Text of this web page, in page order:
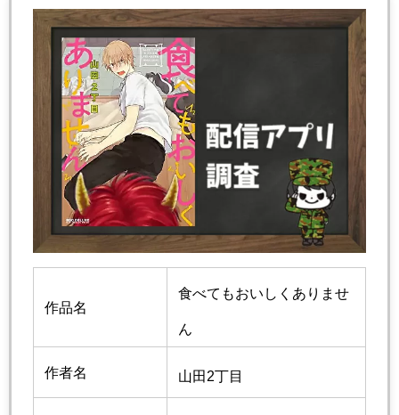
作品名
食べてもおいしくありませ
ん
作者名 山田2丁目